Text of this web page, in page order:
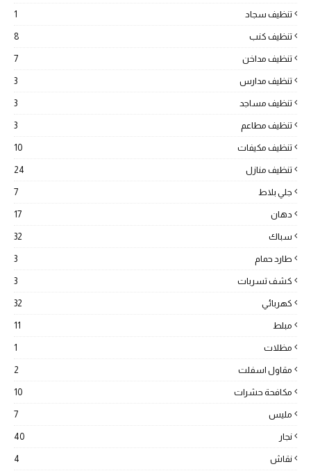
تنظيف سجاد 1
تنظيف كنب 8
تنظيف مداخن 7
تنظيف مدارس 3
تنظيف مساجد 3
تنظيف مطاعم 3
تنظيف مكيفات 10
تنظيف منازل 24
جلي بلاط 7
دهان 17
سباك 32
طارد حمام 3
كشف تسربات 3
كهربائي 32
مبلط 11
مظلات 1
مقاول اسفلت 2
مكافحة حشرات 10
مليس 7
نجار 40
نقاش 4